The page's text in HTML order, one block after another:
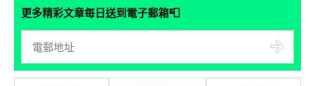
更多精彩文章每日送到電子郵箱📮